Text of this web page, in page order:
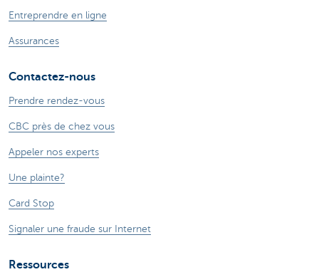
Entreprendre en ligne
Assurances
Contactez-nous
Prendre rendez-vous
CBC près de chez vous
Appeler nos experts
Une plainte?
Card Stop
Signaler une fraude sur Internet
Ressources